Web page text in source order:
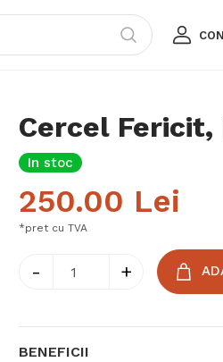
Cercel
In stoc
250.00 Lei
*pret cu TVA
- +
BENEFICII